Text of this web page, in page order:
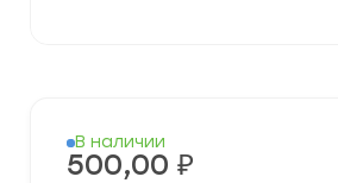
В наличии
500,00 ₽